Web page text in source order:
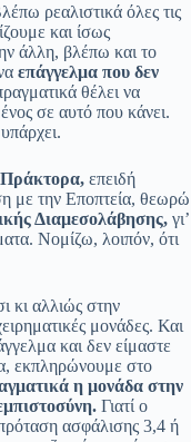
ρεαλιστικά όλες τις
και ίσως
άλλη, βλέπω και το
επάγγελμα που δεν
θέλει να
σε αυτό που κάνει.
επειδή
με την Εποπτεία, θεωρώ
Διαμεσολάβησης, γι’
Νομίζω, λοιπόν, ότι
κι αλλιώς στην
μονάδες. Και
και δεν είμαστε
εκπληρώνουμε στο
η μονάδα στην
Γιατί ο
ασφάλισης 3,4 ή